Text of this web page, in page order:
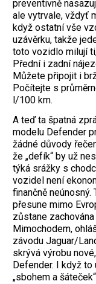
preventivně
ale vytrvale, vždyť
když ostatní vše
uzávěrku, takže
toto vozidlo milují
Přední i zadní
Můžete připojit i
Počítejte s
l/100 km.
A teď ta špatná
modelu Defender
žádné důvody
že „defík“ by už
týká srážky s
vozidel není
finančně
přesune mimo
zůstane
Mimochodem,
závodu Jaguar/
skrývá výrobu
Defender. I když
„sbohem a